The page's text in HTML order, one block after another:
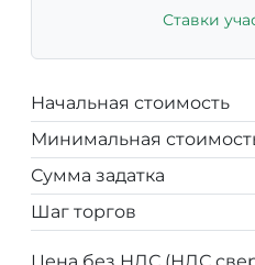
Ставки
Начальная стоимость
Минимальная
Сумма задатка
Шаг торгов
Цена без НДС (НДС